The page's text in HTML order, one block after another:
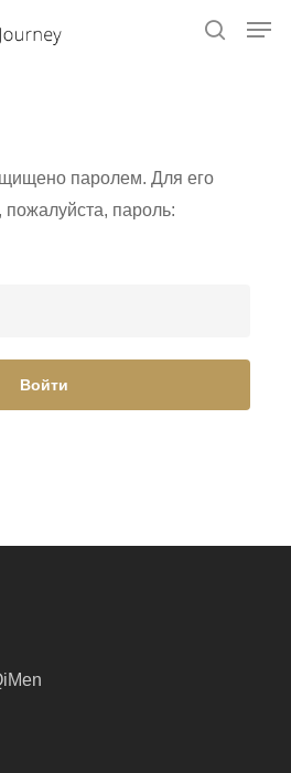
паролем. Для его
пароль: